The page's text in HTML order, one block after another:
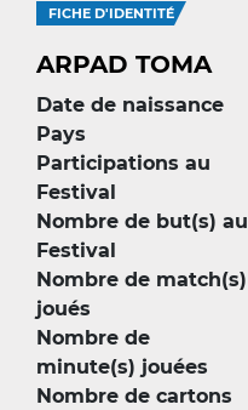
FICHE D'IDENTITÉ
ARPAD TOMA
Date de naissance
Pays
Participations au
Festival
Nombre de but(s) au
Festival
Nombre de match(s)
joués
Nombre de
minute(s) jouées
Nombre de cartons